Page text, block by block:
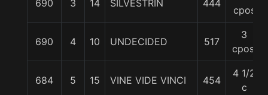
690 3 14 SILVESTRIN 444
cpos
690 4 10 UNDECIDED 517
3
cpos.
684 5 15 VINE VIDE VINCI 454
4 1/2
c